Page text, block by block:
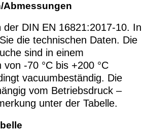
Abmessungen
der DIN EN 16821:2017-10. In
die technischen Daten. Die
sind in einem
-70 °C bis +200 °C
vacuumbeständig. Die
vom Betriebsdruck –
unter der Tabelle.